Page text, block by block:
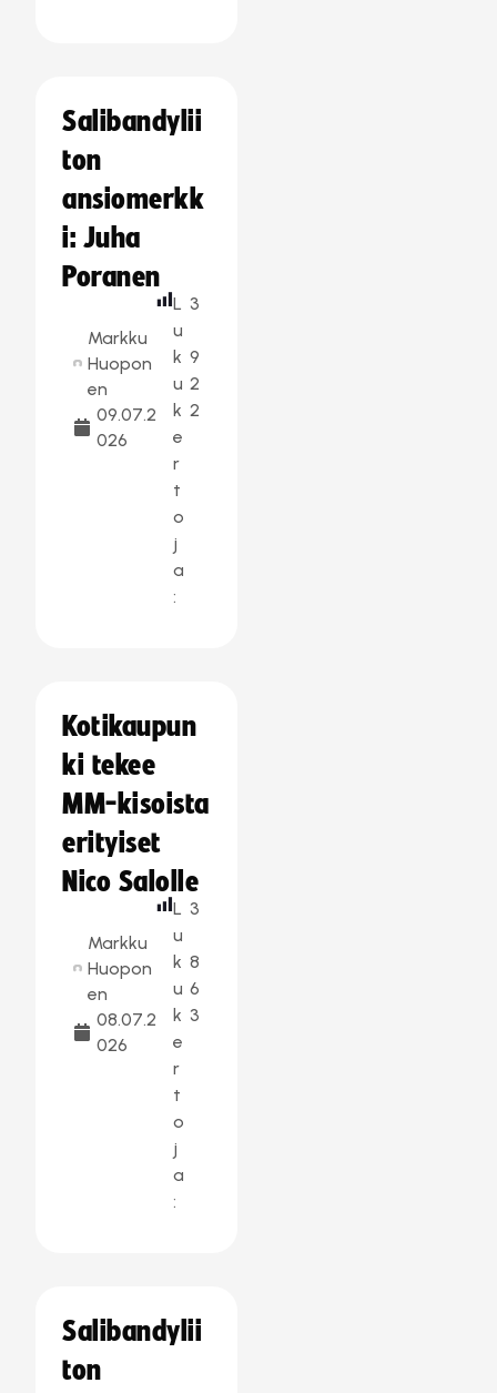
Salibandylii
ton
ansiomerkk
i: Juha
Poranen
Markku
Huopon
en
09.07.2
026
L
u
k
u
k
e
r
t
o
j
a
:
3
9
2
2
Kotikaupun
ki tekee
MM-kisoista
erityiset
Nico Salolle
Markku
Huopon
en
08.07.2
026
L
u
k
u
k
e
r
t
o
j
a
:
3
8
6
3
Salibandylii
ton